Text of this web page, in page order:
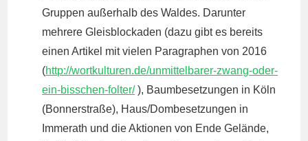
Gruppen außerhalb des Waldes. Darunter
mehrere Gleisblockaden (dazu gibt es bereits
einen Artikel mit vielen Paragraphen von 2016
(http://wortkulturen.de/unmittelbarer-zwang-oder-
ein-bisschen-folter/), Baumbesetzungen in Köln
(Bonnerstraße), Haus/Dombesetzungen in
Immerath und die Aktionen von Ende Gelände,